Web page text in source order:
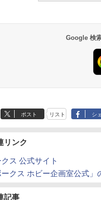
Google 検
ポスト リスト シ
リンク
ス 公式サイト
クス ホビー企画室公式」
記事